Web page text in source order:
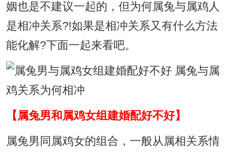
姻也是不建议一起的，但为何属兔与属鸡人
是相冲关系?!如果是相冲关系又有什么方法
能化解?下面一起来看吧。
【属兔男和属鸡女组建婚配好不好】
属兔男同属鸡女的组合，一般从属相关系情